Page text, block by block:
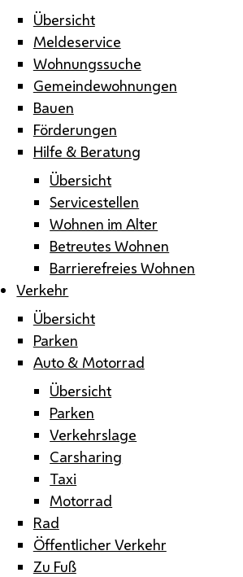
Übersicht
Meldeservice
Wohnungssuche
Gemeindewohnungen
Bauen
Förderungen
Hilfe & Beratung
Übersicht
Servicestellen
Wohnen im Alter
Betreutes Wohnen
Barrierefreies Wohnen
Verkehr
Übersicht
Parken
Auto & Motorrad
Übersicht
Parken
Verkehrslage
Carsharing
Taxi
Motorrad
Rad
Öffentlicher Verkehr
Zu Fuß